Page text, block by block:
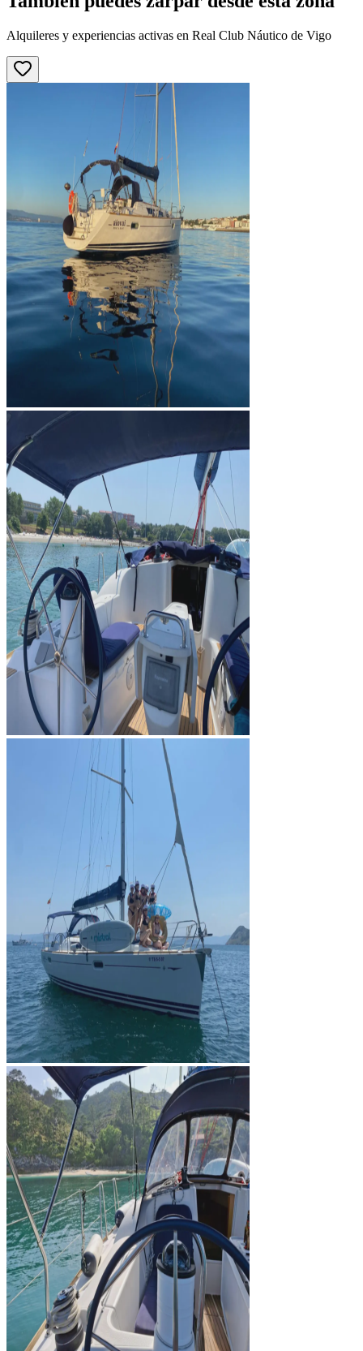
Alquileres y experiencias activas en Real Club Náutico de Vigo